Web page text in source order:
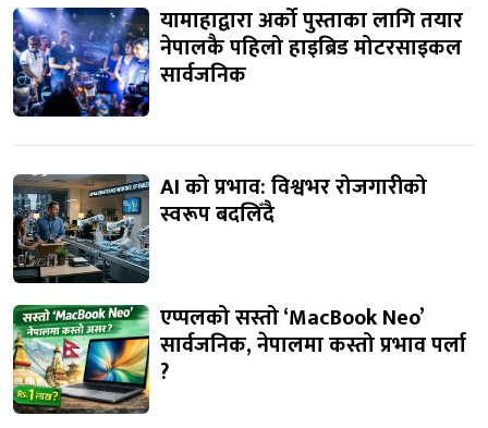
यामाहाद्वारा अर्को पुस्ताका लागि तयार
नेपालकै पहिलो हाइब्रिड मोटरसाइकल
सार्वजनिक
AI को प्रभाव: विश्वभर रोजगारीको
स्वरूप बदलिँदै
एप्पलको सस्तो ‘MacBook Neo’
सार्वजनिक, नेपालमा कस्तो प्रभाव पर्ला
?